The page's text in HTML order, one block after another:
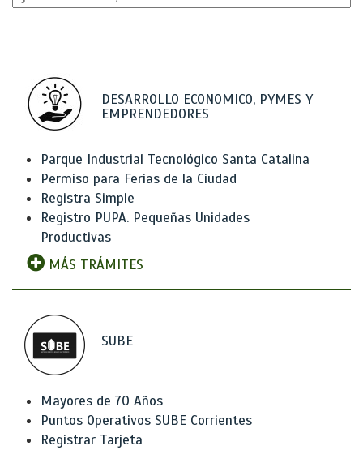
DESARROLLO ECONOMICO, PYMES Y
EMPRENDEDORES
Parque Industrial Tecnológico Santa Catalina
Permiso para Ferias de la Ciudad
Registra Simple
Registro PUPA. Pequeñas Unidades
Productivas
MÁS TRÁMITES
SUBE
Mayores de 70 Años
Puntos Operativos SUBE Corrientes
Registrar Tarjeta